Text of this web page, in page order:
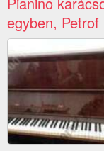
egyben,